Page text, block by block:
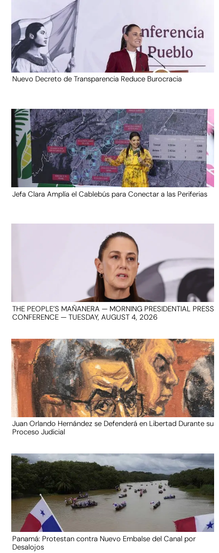
Nuevo Decreto de Transparencia Reduce Burocracia
Jefa Clara Amplía el Cablebús para Conectar a las Periferias
THE PEOPLE’S MAÑANERA — MORNING PRESIDENTIAL PRESS
CONFERENCE — TUESDAY, AUGUST 4, 2026
Juan Orlando Hernández se Defenderá en Libertad Durante su
Proceso Judicial
Panamá: Protestan contra Nuevo Embalse del Canal por
Desalojos